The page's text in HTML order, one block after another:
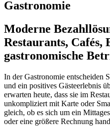
Gastronomie
Moderne
Restaurants, Cafés,
gastronomische
In der Gastronomie entscheiden
und ein positives Gästeerlebnis
erwarten heute, dass sie im
unkompliziert mit Karte oder
gleich, ob es sich um ein
oder eine größere Rechnung